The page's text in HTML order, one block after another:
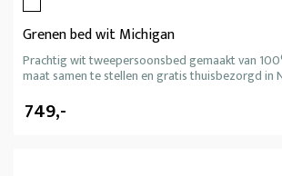
Grenen bed wit Michigan
Prachtig wit tweepersoonsbed gemaakt van
maat samen te stellen en gratis thuisbezorgd in
749,-